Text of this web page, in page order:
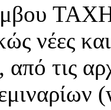
νέες
από τις